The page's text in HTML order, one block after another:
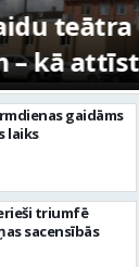
teātra
gaidāms
laiks
triumfē
sacensībās